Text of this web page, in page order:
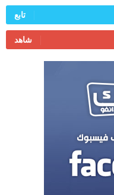
تابع
شاهد